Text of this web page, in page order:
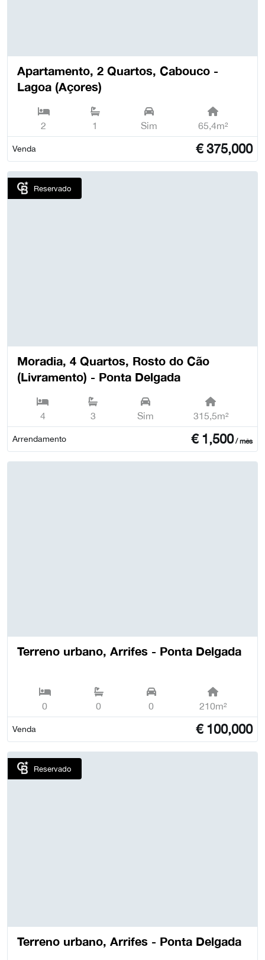
Apartamento, 2 Quartos, Cabouco -
Lagoa (Açores)
2 1 Sim 65,4m²
Venda €375,000
Reservado
Moradia, 4 Quartos, Rosto do Cão
(Livramento) - Ponta Delgada
4 3 Sim 315,5m²
Arrendamento € 1,500/ mês
Terreno urbano, Arrifes - Ponta Delgada
0 0 0 210m²
Venda € 100,000
Reservado
Terreno urbano, Arrifes - Ponta Delgada